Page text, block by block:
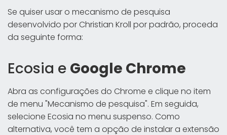
Se quiser usar o mecanismo de pesquisa
desenvolvido por Christian Kroll por padrão, proceda
da seguinte forma:
Ecosia e Google Chrome
Abra as configurações do Chrome e clique no item
de menu "Mecanismo de pesquisa". Em seguida,
selecione Ecosia no menu suspenso. Como
alternativa, você tem a opção de instalar a extensão